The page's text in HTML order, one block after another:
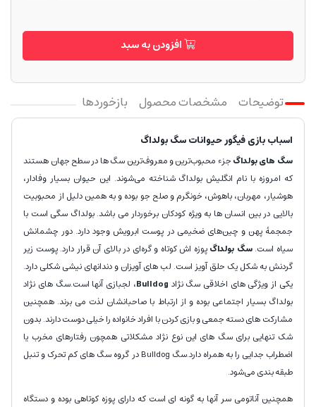
افزودن به سبد
توضیحات مشخصات محصول بازخوردها
اسباب بازی فیگور حیوانات سگ بولداگ
سگ های بولداگجزء محبوب‌ترین و معروف‌ترین سگ ها در سطح جهان هستند
که امروزه با نام انگلیش بولداگ شناخته می‌شوند. این حیوان بسیار وفادار،
هوشیار، مهربان، باهوش، خونگرم و صلح جو بوده و به همین دلیل از محبوبیت
بالایی در بین انسان ها به ویژه کودکان برخوردار می باشد. بولداگ سگی است با
جمجمهٔ پهن و چین‌های ضخیمی در پوست ابرویش وجود دارد. دور چشمانش
سیاه است.سگ بولداگپوزه اش کوتاه و گره‌ای در بالای آن قرار دارد. پوست زیر
گردنش به شکل یک حلق آویز است. لب های آویزان و دندانهای نیشی شکلی دارد.
یکی از ویژگی های اخلاقی سگ نژاد Bulldog، لجبازی آنها است.سگ های نژاد
بولداگ بسیار اجتماعی بوده و از ارتباط با صاحبانشان لذت می برند. همچنین
مشارکت های دسته جمعی و بازی کردن با افراد خانواده را خیلی دوست دارند. بدون
شک تنهایی برای سگ های این نوع نژاد مشکلاتی همچون رفتارهای مخرب یا
اضطراب جدایی را به همراه دارد.سگ Bulldog در گروه سگ های کم تحرک و تنبل
طبقه بندی می‌شود.
همچنین آناتومی سر آنها به گونه ای است که دارای پوزه کوتاهی بوده و دستگاه